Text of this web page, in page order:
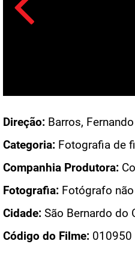
Direção: Barros,
Categoria: Fotografia de
Companhia Produtora:
Fotografia: Fotógrafo
Cidade: São Bernardo do
Código do Filme: 010950